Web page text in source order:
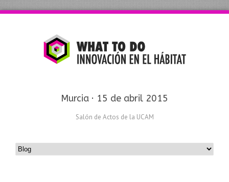
Murcia · 15 de abril 2015
Salón de Actos de la UCAM